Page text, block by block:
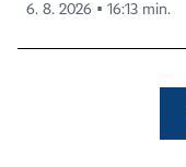
6. 8. 2026 ▪ 16:13 min.